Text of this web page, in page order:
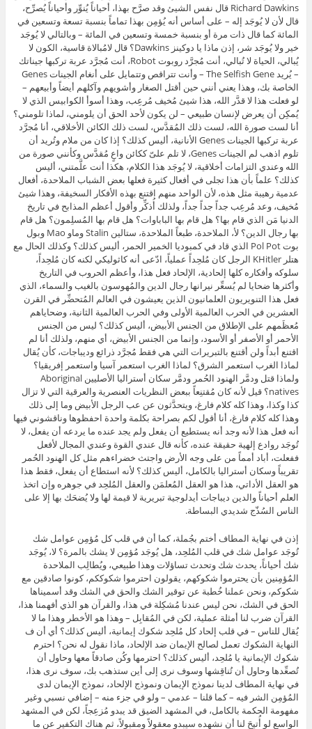
Richard Dawkins قال نفس الشيئ وقد صرَّح بهذا، أحياناً يُنوِّر وأحياناً يُصرِّح،
قال لأن لا يُوجَد إله – على أساس أنه يُؤمِن بهذا تماماً بنسبة تسعة وتسعين في
المائة كما قال ذات مرة أو بنسبة خمسة وتسعين في المائة – وبالتالي لا يُوجَد
خير ولا يُوجَد شر، إذن ماذا يا دوكينز Dawkins؟ قال لامُبالاة قاسية، الكون لا
يُبالي، الحياة لا تُبالي، أنت مُجرَّد روبوت Robot، أنت مُجرَّد عربة تركبها جيناتك
– يُريد The Selfish Gene – وأنت تتراقص وتتمايل على أنغام الجينات Genes
الخاصة بك، وهذا يعني أنني حين أقتل الصغار وأشويهم وآكلهم أيضاً وأبيعهم –
لو فعلت هذا لا قدَّر الله، هذا شيئ مُخيف مُرعِب، وهذا أسوأ الكوابيس الذي لا
يُمكِن أن يعرض لإنسان طبيعي – لن يكون لأحد الحق أن يلومني، لماذا تلومني؟
أنا لست صورة الله، لست ذلك المُقدَّس، لست ذلك الكائن الأخلاقي، أنا مُجرَّد
عربة تركبها الجينات Genes الأنانية، أليس كذلك؟ إذا كان من ملام وتُريد أن
تلوم اذهب لم الجينات Genes، لا تلم علىّ ككائن واعٍ مُقدَّس وكأنني صورة من
الله وعندي التزامات أخلاقية، لا يُوجَد هذا الكلام، هكذا أنت علَّمتني، أليس
كذلك؟ علماً بأن هذا تجلى في أفعال كثيرة فعلها بعض الشباب الملاحدة، أفعال
عدمية رهيبة مثل هذه، لأن الواحد منهم اقتنع بهذه الأفكار السخيفة، وهذا شيئ
مُخيف، وعد مُرعِب جداً جداً جداً، ولذلك أُذكِّر وأقول أعظم المذابح في تاريخ
الدنيا مَن الذي قام بها؟ هل قام بها الباباوات؟ هل قام بها المُسلِمون؟ هل قام
بها رجال الدين؟ لأ، الملاحدة، طبعاً الملاحدة، ستالين Stalin وماو Mao وبول
بوت Pol Pot الذي قاد في كمبوديا الخمير الحمر، أليس كذلك؟ وكذلك الحال مع
هتلر KHitler الرجل كان مُلحِداً عملياً، ادّعى أنه كاثوليكي لكنه كان مُلحِداً،
سلوكه وأفكاره كلها إلحادية، الإلحاد فعل هذا، وأعظم الحروب في التاريخ
وأكثرها ضحايا لم يُسعِّر نيرانها رجال الدين والمُهوسون بالغيب والسماء، الذي
فعل هذا التنويريون العلمانيون الذين يعيشون في العالم المُتحضِّر في القرن
العشرين في الحرب العالمية الأولى وفي الحرب العالمية الثانية، وضحاياهم
مُعظَمهم على الإطلاق من الجنس الأبيض، أليس كذلك؟ ليس من الجنس
الأحمر أو الأصفر أو الأسود، وإنما من الجنس الأبيض، أي منهم، ولذلك أنا لم
اقتنع أبداً ولن أقتنع بالتبريرات التي هي فقط مُجرَّد ذرائع وديباجات، كأن يُقال
لماذا الغرب استعمر الشرق؟ لماذا الغرب استعمر آسيا واستعمر إفريقيا؟
ولماذا قتل ودمَّر الهنود الحُمر ودمَّر سكان أستراليا الأصليين Aboriginal
natives؟ قيل لأنه كان مُقتنِعاً ببعض النظريات العنصرية والعرقية التي لا تزال
كذا وكذا، وهذا كله كلام فارغ، ويتحدَّثون عن عب الرجل الأبيض وما إلى ذلك
وهذا كله كلام فارغ، أنا أقول لكم بصراحة بكلمة واحدة احفظوها وناقشوني فيها
أنه فعل هذا لأنه وجد أنه يستطيع أن يفعل ولم يجد عنده ما يردعه أن يفعل، لا
تُوجَد روادع إلهية حقيقة عنده، كأنه قال عندي القوة وعندي المجال لأفعل
ففعلت، أباد أمماً من على وجه الأرض واجتث خضراءهم مثل كل الهنود الحُمر
تقريباً وسكان أستراليا بالكامل، أليس كذلك؟ لأنه استطاع أن يفعل، فقط هذا
هو العقل الأداتي، هذا هو العقل المُعلمَن والعقل المُلحِد في جوهره وإن اتخذ
العلم أحياناً والدين ديباجات أيدلوجية تبريرية لا قيمة لها ولا يُضحَك بها إلا على
الناس السُذّج شديدي البساطة.
إذن في نهاية المطاف أختم بجُملة، كما أن في قلب كل مُؤمِن عوامل شك
تُوجَد عوامل شك في قلب المُلحِد، هل يُوجَد مُؤمِن لا يشك بالمرة؟ لا، يُوجَد
شك أحياناً، يحدث شك وتحدث تساؤلات وهذا طبيعي، ويُطالِب الملاحدة
المُؤمِنين بأن يحترموا شكوكهم، يقولون احترموا شكوككم، كونوا صادقين مع
شكوكم، ونحن عملنا خُطبة عن توقير الشك والحق في الشك وقد أسميناها
الحق في الشك، نحن ليس عندنا مُشكِلة في هذا، والقرآن هو الذي أفهمنا هذا،
القرآن ضرب لنا أمثلة عملية، لكن في المُقابِل – وهذا هو الأخطر وهذا ما لا
يُقال للناس – في قلب إلحاد كل مُلحِد شكوك إيمانية، أليس كذلك؟ أي أن ف
النهاية الشكوك تعمل لصالح الإيمان ضد الإلحاد، ماذا نقول له نحن؟ احترم
شكوك الإيمانية يا مُلحِد، أليس كذلك؟ احترمها وكُن صادقاً معها وحاول أن
تُصعِّدها وحاول أن تُناقِشها وسوف نرى إلى أين ستذهب بك، سوف نرى هذا،
في نهاية المطاف لدينا نموذج الإيمان ونموذج الإلحاد، نموذج الإيمان لدى
المُؤمِن الشر فيه – كما قلنا – عدمي – ولو في جزء منه – إضافي نسبي وغير
مفهومة الحكمة بالكامل، في المشهد الضيق قد يبدو مُزعِجاً، لكن في المشهد
الواسع لو أُتيحَ لنا أن نشهده سيبدو معقولاً ومقبولاً، ثم هناك التكفير عن ما